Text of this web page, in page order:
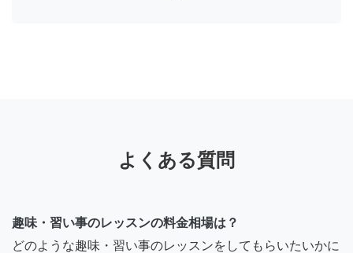
よくある質問
趣味・習い事のレッスンの料金相場は？
どのような趣味・習い事のレッスンをしてもらいたいかに